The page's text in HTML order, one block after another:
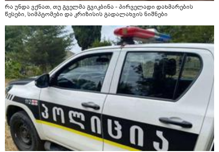
რა უნდა ვქნათ, თუ გველმა გვიკბინა - პირველადი დახმარების
წესები, სიმპტომები და კრიზისის გადალახვის ნიშნები